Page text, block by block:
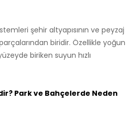
şehir altyapısının ve peyzaj
biridir. Özellikle yoğun
biriken suyun hızlı
Park ve Bahçelerde Neden